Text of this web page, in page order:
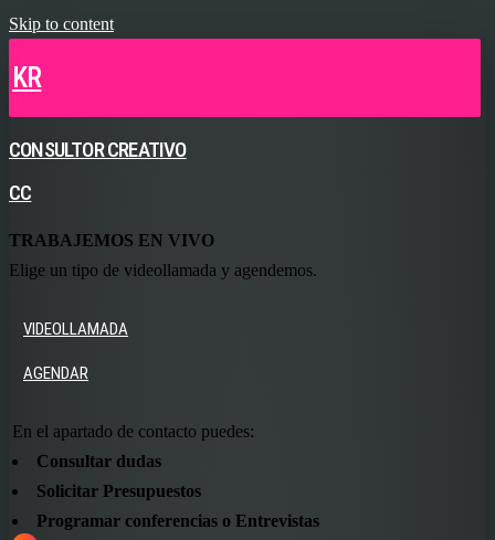
Skip to content
KR
CONSULTOR CREATIVO
CC
TRABAJEMOS EN VIVO
Elige un tipo de videollamada y agendemos.
VIDEOLLAMADA
AGENDAR
En el apartado de contacto puedes:
Consultar dudas
Solicitar Presupuestos
Programar conferencias o Entrevistas